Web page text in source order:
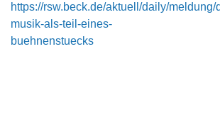
https://rsw.beck.de/aktuell/daily/meldung/
musik-als-teil-eines-
buehnenstuecks